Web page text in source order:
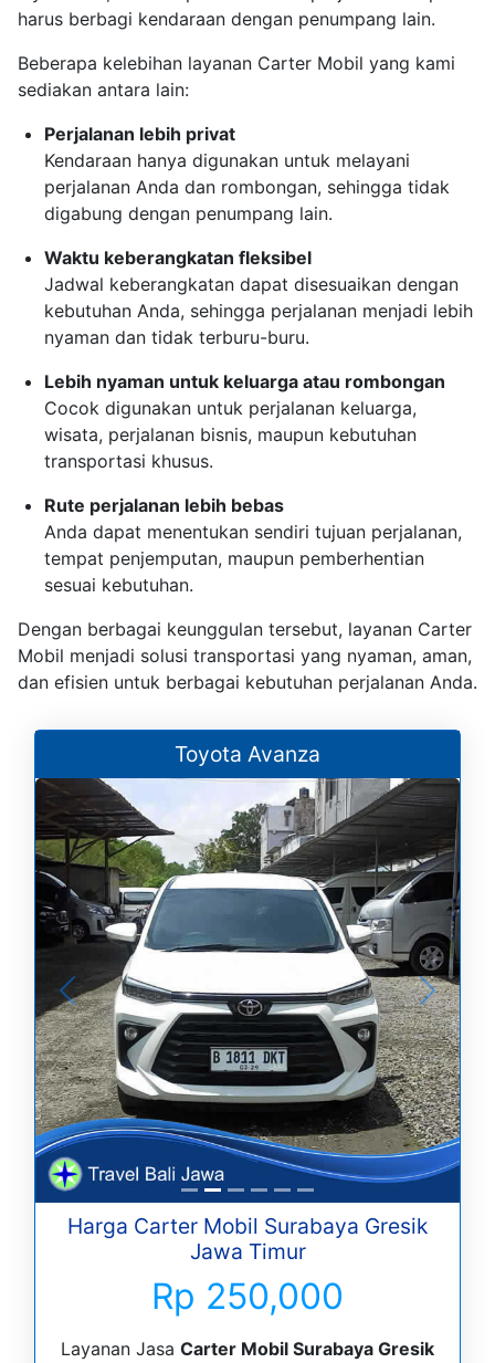
harus berbagi kendaraan dengan penumpang lain.
Beberapa kelebihan layanan Carter Mobil yang kami
sediakan antara lain:
Perjalanan lebih privat
Kendaraan hanya digunakan untuk melayani
perjalanan Anda dan rombongan, sehingga tidak
digabung dengan penumpang lain.
Waktu keberangkatan fleksibel
Jadwal keberangkatan dapat disesuaikan dengan
kebutuhan Anda, sehingga perjalanan menjadi lebih
nyaman dan tidak terburu-buru.
Lebih nyaman untuk keluarga atau rombongan
Cocok digunakan untuk perjalanan keluarga,
wisata, perjalanan bisnis, maupun kebutuhan
transportasi khusus.
Rute perjalanan lebih bebas
Anda dapat menentukan sendiri tujuan perjalanan,
tempat penjemputan, maupun pemberhentian
sesuai kebutuhan.
Dengan berbagai keunggulan tersebut, layanan Carter
Mobil menjadi solusi transportasi yang nyaman, aman,
dan efisien untuk berbagai kebutuhan perjalanan Anda.
Toyota Avanza
Harga Carter Mobil Surabaya Gresik
Jawa Timur
Rp 250,000
Layanan Jasa Carter Mobil Surabaya Gresik